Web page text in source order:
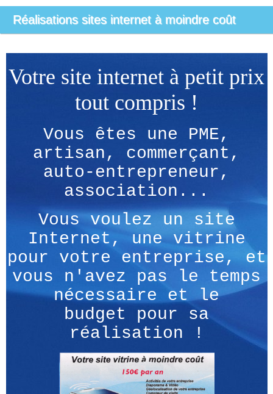
Réalisations sites internet à moindre coût
Votre site internet à petit prix
tout compris !
Vous êtes une PME,
artisan, commerçant,
auto-entrepreneur,
association...
Vous voulez un site
Internet, une vitrine
pour votre entreprise, et
vous n'avez pas le temps
nécessaire et le
budget pour sa
réalisation !